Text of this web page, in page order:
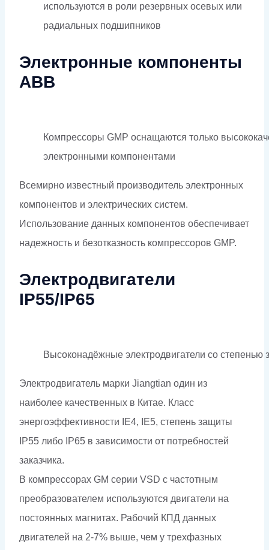
используются в роли резервных осевых или
радиальных подшипников
Электронные компоненты
ABB
Компрессоры GMP оснащаются только
электронными компонентами
Всемирно известный производитель электронных
компонентов и электрических систем.
Использование данных компонентов обеспечивает
надежность и безотказность компрессоров GMP.
Электродвигатели
IP55/IP65
Высоконадёжные электродвигатели со степенью
Электродвигатель марки Jiangtian один из
наиболее качественных в Китае. Класс
энергоэффективности
IE4, IE5, степень защиты
IP55 либо IP65 в зависимости от потребностей
заказчика.
В компрессорах GM серии VSD с частотным
преобразователем используются двигатели на
постоянных магнитах. Рабочий КПД данных
двигателей на 2-7% выше, чем у трехфазных